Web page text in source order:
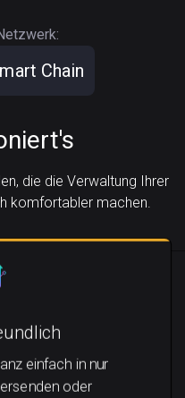
Chain
die die Verwaltung Ihrer
komfortabler machen.
einfach in nur
oder